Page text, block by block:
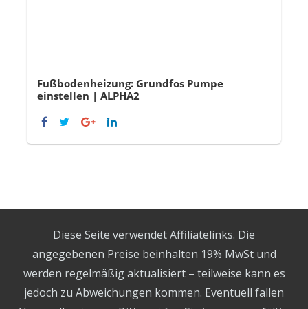
Fußbodenheizung: Grundfos Pumpe
einstellen | ALPHA2
Diese Seite verwendet Affiliatelinks. Die
angegebenen Preise beinhalten 19% MwSt und
werden regelmäßig aktualisiert – teilweise kann es
jedoch zu Abweichungen kommen. Eventuell fallen